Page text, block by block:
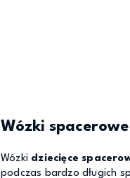
Wózki
Wózki dziecięce
podczas bardzo długich